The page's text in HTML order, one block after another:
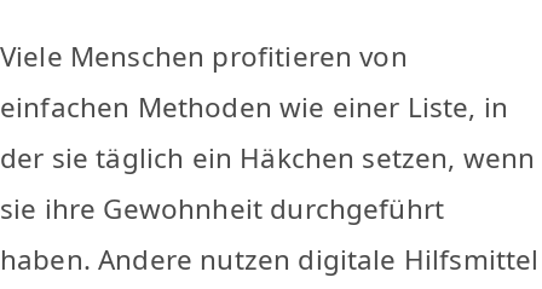
Viele Menschen profitieren von
einfachen Methoden wie einer Liste, in
der sie täglich ein Häkchen setzen, wenn
sie ihre Gewohnheit durchgeführt
haben. Andere nutzen digitale Hilfsmittel